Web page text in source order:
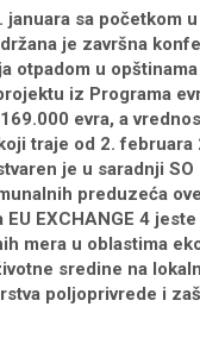
januara sa početkom
je završna
otpadom u
iz Programa
evra, а
traje od 2.
je u saradnji
preduzeća
EU EXCHANGE 4
mera u oblastima
sredine na
poljoprivrede i